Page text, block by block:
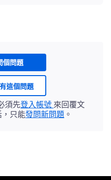
個問題
這個問題
須先登入帳號 來回覆文
，只能發問新問題 。